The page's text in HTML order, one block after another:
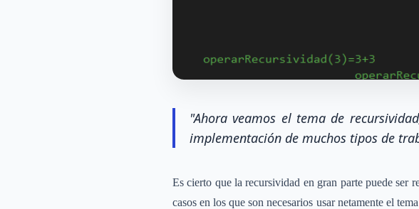
"Ahora veamos el tema de
implementación de muchos tipos de
Es cierto que la recursividad en gran parte puede ser
casos en los que son necesarios usar netamente el